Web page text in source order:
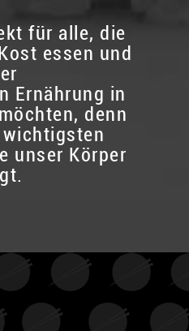
für alle, die
essen und
Ernährung in
denn
unser Körper